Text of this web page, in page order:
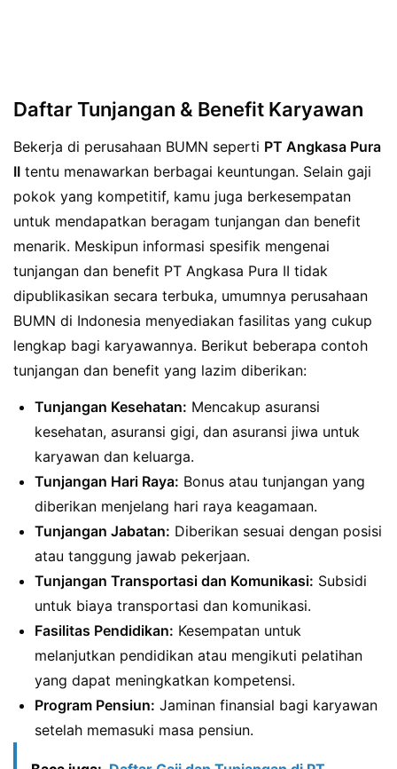
Daftar Tunjangan & Benefit Karyawan
Bekerja di perusahaan BUMN seperti PT Angkasa Pura
II tentu menawarkan berbagai keuntungan. Selain gaji
pokok yang kompetitif, kamu juga berkesempatan
untuk mendapatkan beragam tunjangan dan benefit
menarik. Meskipun informasi spesifik mengenai
tunjangan dan benefit PT Angkasa Pura II tidak
dipublikasikan secara terbuka, umumnya perusahaan
BUMN di Indonesia menyediakan fasilitas yang cukup
lengkap bagi karyawannya. Berikut beberapa contoh
tunjangan dan benefit yang lazim diberikan:
Tunjangan Kesehatan: Mencakup asuransi
kesehatan, asuransi gigi, dan asuransi jiwa untuk
karyawan dan keluarga.
Tunjangan Hari Raya: Bonus atau tunjangan yang
diberikan menjelang hari raya keagamaan.
Tunjangan Jabatan: Diberikan sesuai dengan posisi
atau tanggung jawab pekerjaan.
Tunjangan Transportasi dan Komunikasi: Subsidi
untuk biaya transportasi dan komunikasi.
Fasilitas Pendidikan: Kesempatan untuk
melanjutkan pendidikan atau mengikuti pelatihan
yang dapat meningkatkan kompetensi.
Program Pensiun: Jaminan finansial bagi karyawan
setelah memasuki masa pensiun.